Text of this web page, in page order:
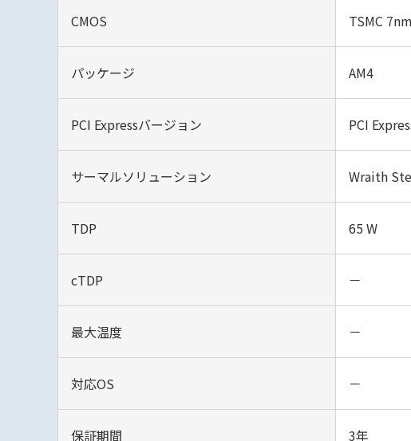
CMOS TSMC
パッケージ AM4
PCI Expressバージョン PCI
サーマルソリューション Wraith
TDP 65 W
cTDP －
最大温度 －
対応OS －
保証期間 3年